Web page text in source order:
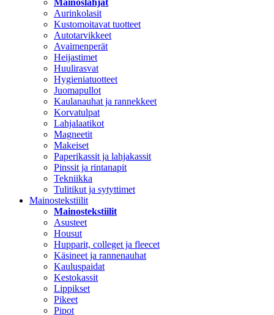
Mainoslahjat
Aurinkolasit
Kustomoitavat tuotteet
Autotarvikkeet
Avaimenperät
Heijastimet
Huulirasvat
Hygieniatuotteet
Juomapullot
Kaulanauhat ja rannekkeet
Korvatulpat
Lahjalaatikot
Magneetit
Makeiset
Paperikassit ja lahjakassit
Pinssit ja rintanapit
Tekniikka
Tulitikut ja sytyttimet
Mainostekstiilit
Mainostekstiilit
Asusteet
Housut
Hupparit, colleget ja fleecet
Käsineet ja rannenauhat
Kauluspaidat
Kestokassit
Lippikset
Pikeet
Pipot